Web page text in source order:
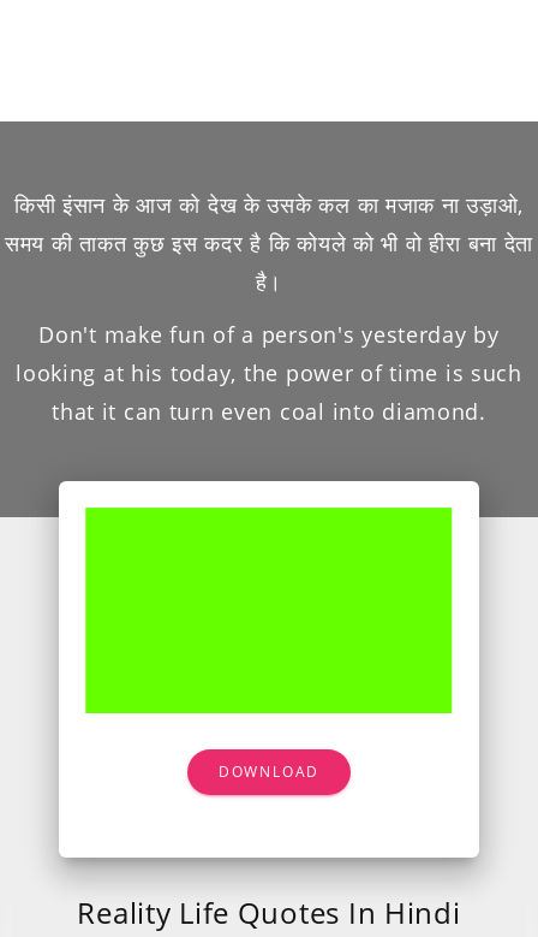
किसी इंसान के आज को देख के उसके कल का मजाक ना उड़ाओ,
समय की ताकत कुछ इस कदर है कि कोयले को भी वो हीरा बना देता
है।
Don't make fun of a person's yesterday by
looking at his today, the power of time is such
that it can turn even coal into diamond.
DOWNLOAD
Reality Life Quotes In Hindi